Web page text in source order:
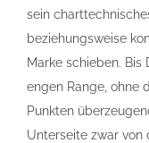
sein
beziehungsweise
Marke schieben.
engen Range, ohne
Punkten
Unterseite zwar von